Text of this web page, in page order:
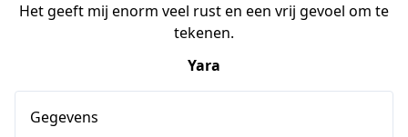
Het geeft mij enorm veel rust en een vrij gevoel om te
tekenen.
Yara
Gegevens